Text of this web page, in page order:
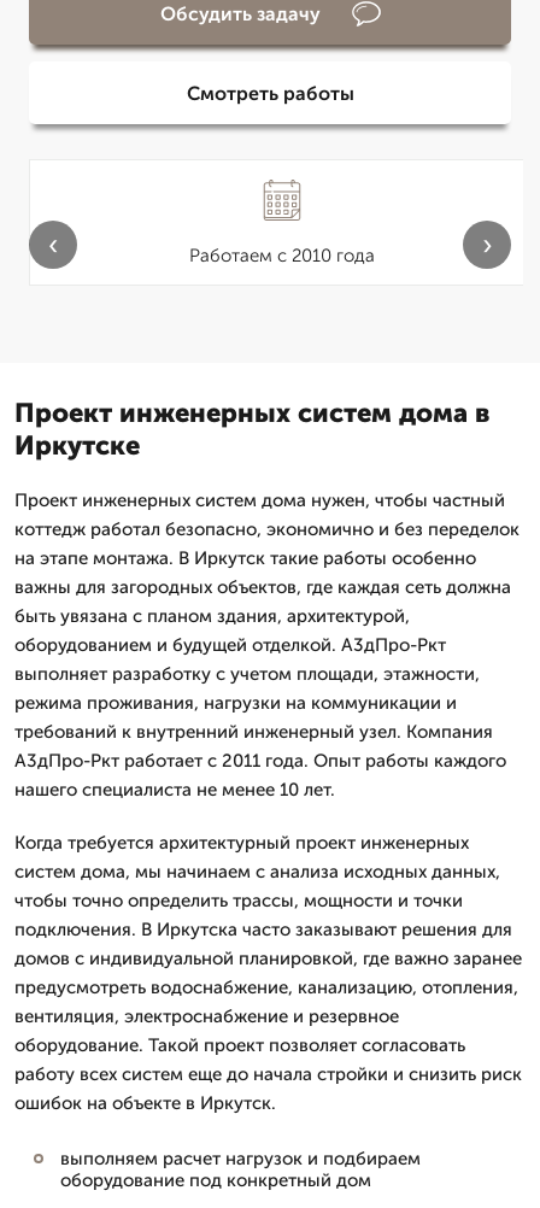
Обсудить задачу
Смотреть работы
Работаем с 2010 года
‹ ›
Проект инженерных систем дома в
Иркутске
Проект инженерных систем дома нужен, чтобы частный
коттедж работал безопасно, экономично и без переделок
на этапе монтажа. В Иркутск такие работы особенно
важны для загородных объектов, где каждая сеть должна
быть увязана с планом здания, архитектурой,
оборудованием и будущей отделкой. А3дПро-Ркт
выполняет разработку с учетом площади, этажности,
режима проживания, нагрузки на коммуникации и
требований к внутренний инженерный узел. Компания
А3дПро-Ркт работает с 2011 года. Опыт работы каждого
нашего специалиста не менее 10 лет.
Когда требуется архитектурный проект инженерных
систем дома, мы начинаем с анализа исходных данных,
чтобы точно определить трассы, мощности и точки
подключения. В Иркутска часто заказывают решения для
домов с индивидуальной планировкой, где важно заранее
предусмотреть водоснабжение, канализацию, отопления,
вентиляция, электроснабжение и резервное
оборудование. Такой проект позволяет согласовать
работу всех систем еще до начала стройки и снизить риск
ошибок на объекте в Иркутск.
выполняем расчет нагрузок и подбираем
оборудование под конкретный дом